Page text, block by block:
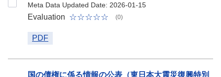
Meta Data Updated Date: 2026-01-15
Evaluation (0)
PDF
国の債権に係る情報の公表（東日本大震災復興特別